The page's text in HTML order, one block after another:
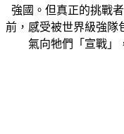
強國。但真正的挑戰
前，感受被世界級強
氣向牠們「宣戰」